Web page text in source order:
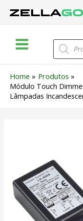
Menu
Products
search
Home
Produtos
Módulo Touch
Lâmpadas
Dimmer
220V-
240V,